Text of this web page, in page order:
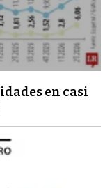
en casi